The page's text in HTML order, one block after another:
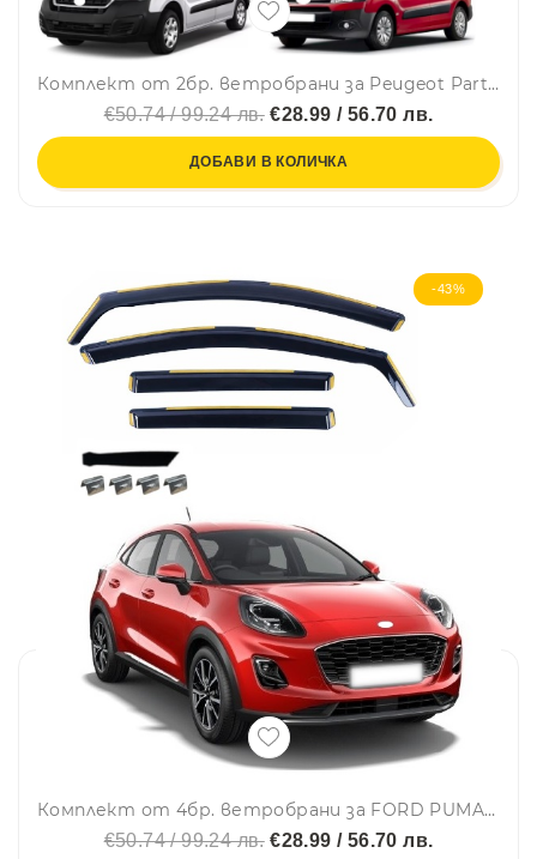
Комплект от 2бр. ветробрани за Peugeot Partner II Tepee / Citroen Berlingo II 2008 - 2018 г.
€50.74 / 99.24 лв.€28.99 / 56.70 лв.
ДОБАВИ В КОЛИЧКА
-43%
Комплект от 4бр. ветробрани за FORD PUMA 2020 г. +
€50.74 / 99.24 лв.€28.99 / 56.70 лв.